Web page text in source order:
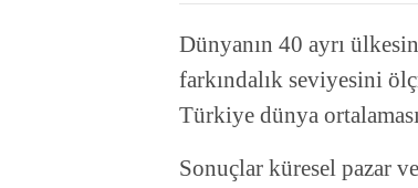
Dünyanın 40 ayrı
farkındalık seviyesini
Türkiye dünya
Sonuçlar küresel pazar